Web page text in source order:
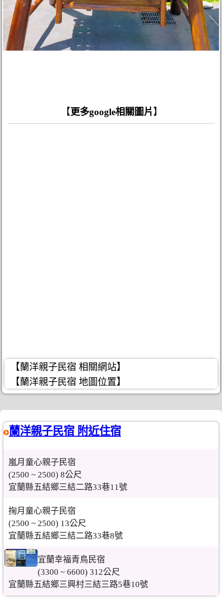
【更多google相關圖片 】
【蘭洋親子民宿 相關網站】
【蘭洋親子民宿 地圖位置】
蘭洋親子民宿 附近住宿
嵐月童心親子民宿
(2500 ~ 2500) 8公尺
宜蘭縣五結鄉三結二路33巷11號
掬月童心親子民宿
(2500 ~ 2500) 13公尺
宜蘭縣五結鄉三結二路33巷8號
宜蘭幸福青鳥民宿
(3300 ~ 6600) 312公尺
宜蘭縣五結鄉三興村三結三路5巷10號